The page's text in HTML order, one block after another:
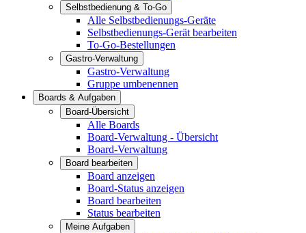
Selbstbedienung & To-Go
Alle Selbstbedienungs-Geräte
Selbstbedienungs-Gerät bearbeiten
To-Go-Bestellungen
Gastro-Verwaltung
Gastro-Verwaltung
Gruppe umbenennen
Boards & Aufgaben
Board-Übersicht
Alle Boards
Board-Verwaltung - Übersicht
Board-Verwaltung
Board bearbeiten
Board anzeigen
Board-Status anzeigen
Board bearbeiten
Status bearbeiten
Meine Aufgaben